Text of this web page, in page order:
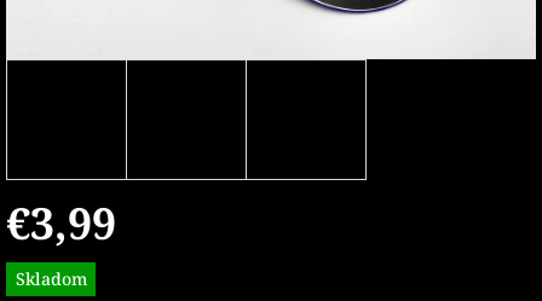
€3,99
Jednotková
cena:
Skladom